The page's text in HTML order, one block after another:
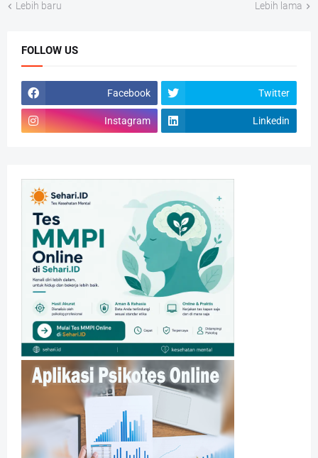
Lebih baru Lebih lama
FOLLOW US
Facebook Twitter
Instagram Linkedin